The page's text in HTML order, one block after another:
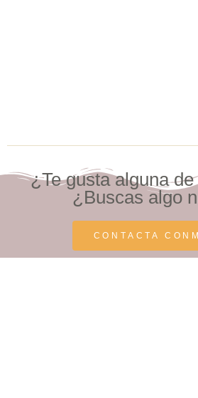
¿Te gusta alguna
¿Buscas algo
CONTACTA